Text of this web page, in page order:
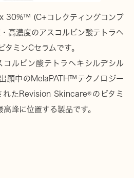
30%™ (C+コレクティングコンプ
高濃度のアスコルビン酸テトラヘ
タミンCセラムです。
ルビン酸テトラヘキシルデシル
願中のMelaPATH™テクノロジー
れたRevision Skincare®のビタミ
峰に位置する製品です。